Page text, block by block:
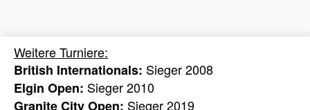
Weitere Turniere:
British Internationals: Sieger 2008
Elgin Open: Sieger 2010
Granite City Open: Sieger 2019